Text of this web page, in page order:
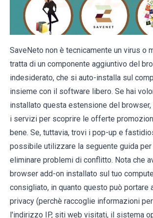
SaveNeto non è tecnicamente un virus o
tratta di un componente aggiuntivo del
indesiderato, che si auto-installa sul
insieme con il software libero. Se hai
installato questa estensione del
i servizi per scoprire le offerte
bene. Se, tuttavia, trovi i pop-up e
possibile utilizzare la seguente guida per
eliminare problemi di conflitto. Nota che
browser add-on installato sul tuo
consigliato, in quanto questo può portare
privacy (perchè raccoglie informazioni
l'indirizzo IP, siti web visitati, il sistema